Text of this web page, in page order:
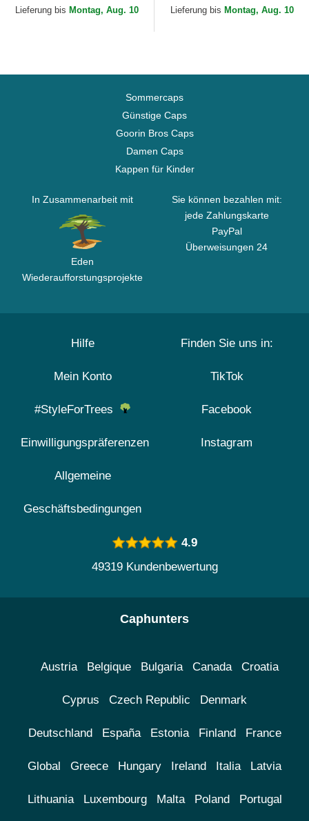
Dodgers MLB von New Era
Lieferung bis Montag, Aug. 10
Yankees MLB von New Era
Lieferung bis Montag, Aug. 10
Sommercaps
Günstige Caps
Goorin Bros Caps
Damen Caps
Kappen für Kinder
In Zusammenarbeit mit
Eden
Wiederaufforstungsprojekte
Sie können bezahlen mit:
jede Zahlungskarte
PayPal
Überweisungen 24
Hilfe
Mein Konto
#StyleForTrees
Einwilligungspräferenzen
Allgemeine
Geschäftsbedingungen
Finden Sie uns in:
TikTok
Facebook
Instagram
4.9
49319 Kundenbewertung
Caphunters
Austria Belgique Bulgaria Canada Croatia
Cyprus Czech Republic Denmark
Deutschland España Estonia Finland France
Global Greece Hungary Ireland Italia Latvia
Lithuania Luxembourg Malta Poland Portugal